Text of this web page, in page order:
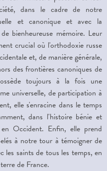
dans le cadre de notre
et canonique et avec la
bienheureuse mémoire. Leur
crucial où l'orthodoxie russe
et, de manière générale,
des frontières canoniques de
toujours à la fois une
universelle, de participation à
elle s'enracine dans le temps
dans l'histoire bénie et
Occident. Enfin, elle prend
à notre tour à témoigner de
saints de tous les temps, en
de France.